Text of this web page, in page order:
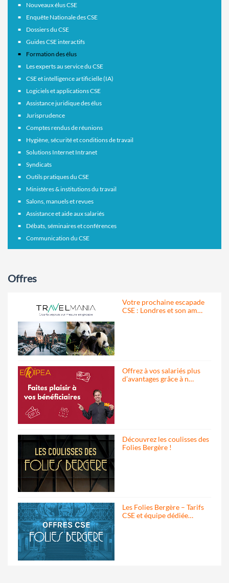
Nouveaux élus CSE
Enquête Nationale des CSE
Dossiers du CSE
Guides CSE interactifs
Formation des élus
Les experts au service du CSE
CSE et intelligence artificielle (IA)
Logiciels et applications CSE
Assistance juridique des élus
Jurisprudence
Comptes rendus de réunions
Hygiène, sécurité et conditions de travail
Solutions Internet Intranet
Syndicats
Outils pratiques du CSE
Ministères & institutions du travail
Salons, manuels et revues
Assistance et aide aux salariés
Débats, séminaires et conférences
Communication du CSE
Offres
Votre prochaine escapade
CSE : Londres et son am…
Offrez à vos salariés plus
d’avantages grâce à n…
Découvrez les coulisses des
Folies Bergère !
Les Folies Bergère – Tarifs
CSE et équipe dédiée…